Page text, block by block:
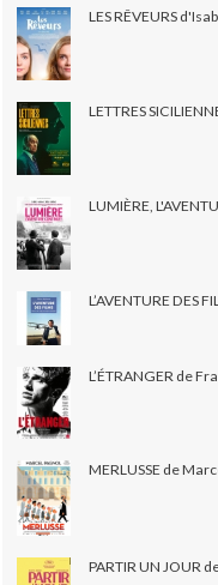
LES RÊVEURS
LETTRES
LUMIÈRE,
L’AVENTURE DES
L’ÉTRANGER de
MERLUSSE de
PARTIR UN JOUR